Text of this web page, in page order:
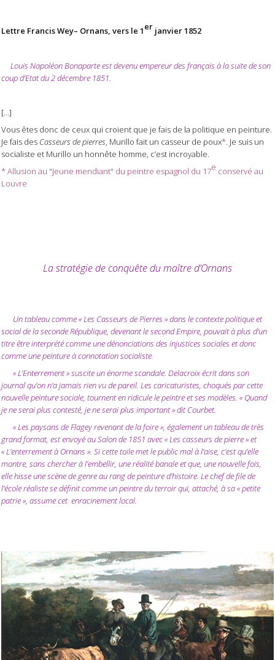
Lettre Francis Wey– Ornans, vers le 1er janvier 1852
Louis Napoléon Bonaparte est devenu empereur des français à la suite de son
coup d’Etat du 2 décembre 1851.
[…]
Vous êtes donc de ceux qui croient que je fais de la politique en peinture.
Je fais des Casseurs de pierres, Murillo fait un casseur de poux*. Je suis un
socialiste et Murillo un honnête homme, c’est incroyable.
* Allusion au "Jeune mendiant" du peintre espagnol du 17e conservé au
Louvre
La stratégie de conquête du maître d’Ornans
Un tableau comme « Les Casseurs de Pierres » dans le contexte politique et
social de la seconde République, devenant le second Empire, pouvait à plus d’un
titre être interprété comme une dénonciations des injustices sociales et donc
comme une peinture à connotation socialiste.
« L’Enterrement » suscite un énorme scandale. Delacroix écrit dans son
journal qu’on n’a jamais rien vu de pareil. Les caricaturistes, choqués par cette
nouvelle peinture sociale, tournent en ridicule le peintre et ses modèles. « Quand
je ne serai plus contesté, je ne serai plus important » dit Courbet.
« Les paysans de Flagey revenant de la foire », également un tableau de très
grand format, est envoyé au Salon de 1851 avec « Les casseurs de pierre » et
« L’enterrement à Ornans ». Si cette toile met le public mal à l’aise, c’est qu’elle
montre, sans chercher à l’embellir, une réalité banale et que, une nouvelle fois,
elle hisse une scène de genre au rang de peinture d’histoire. Le chef de file de
l’école réaliste se définit comme un peintre du terroir qui, attaché, à sa « petite
patrie », assume cet enracinement local.